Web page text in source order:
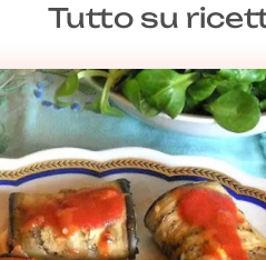
al romanticismo con le
Tutto su